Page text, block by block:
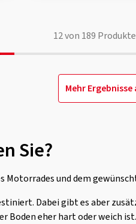
12von 189
Mehr
Sie?
Motorrades und dem
Dabei gibt es aber
Boden eher hart oder weich ist.